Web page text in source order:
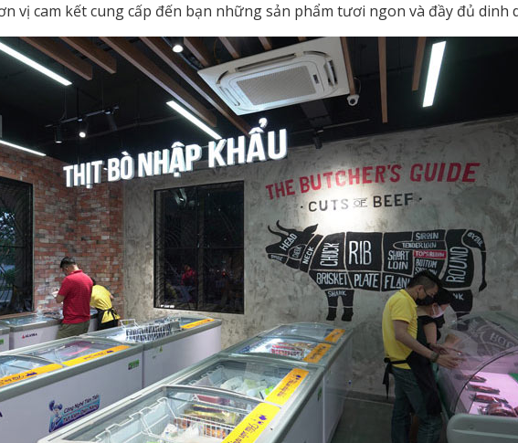
vị cam kết cung cấp đến bạn những sản phẩm tươi ngon và đầy đủ dinh